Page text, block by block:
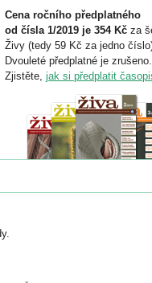
Cena ročního předplatného
od čísla 1/2019 je 354 Kč za
Živy (tedy 59 Kč za jedno
Dvouleté předplatné je zrušeno.
Zjistěte, jak si předplatit